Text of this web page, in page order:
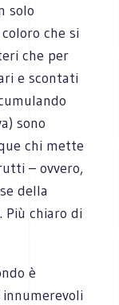
solo
che si
che per
e scontati
sono
chi mette
– ovvero,
della
Più chiaro di
è